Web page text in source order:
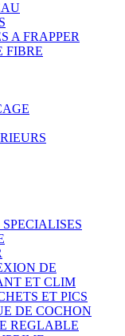
A FRAPPER
FIBRE
DE
ET CLIM
ET PICS
DE COCHON
REGLABLE